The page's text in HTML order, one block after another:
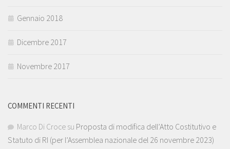
Gennaio 2018
Dicembre 2017
Novembre 2017
COMMENTI RECENTI
Marco Di Croce su Proposta di modifica dell’Atto Costitutivo e
Statuto di RI (per l’Assemblea nazionale del 26 novembre 2023)